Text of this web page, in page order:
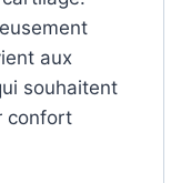
aux
souhaitent
confort